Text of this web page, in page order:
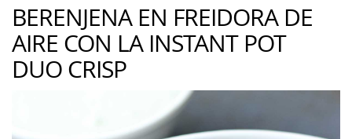
BERENJENA EN FREIDORA DE
AIRE CON LA INSTANT POT
DUO CRISP